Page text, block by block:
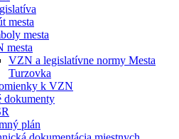
mesta
mesta
mesta
VZN a legislatívne normy Mesta
Turzovka
k VZN
dokumenty
plán